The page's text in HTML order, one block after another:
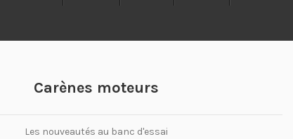
Carènes moteurs
Les nouveautés au banc d'essai